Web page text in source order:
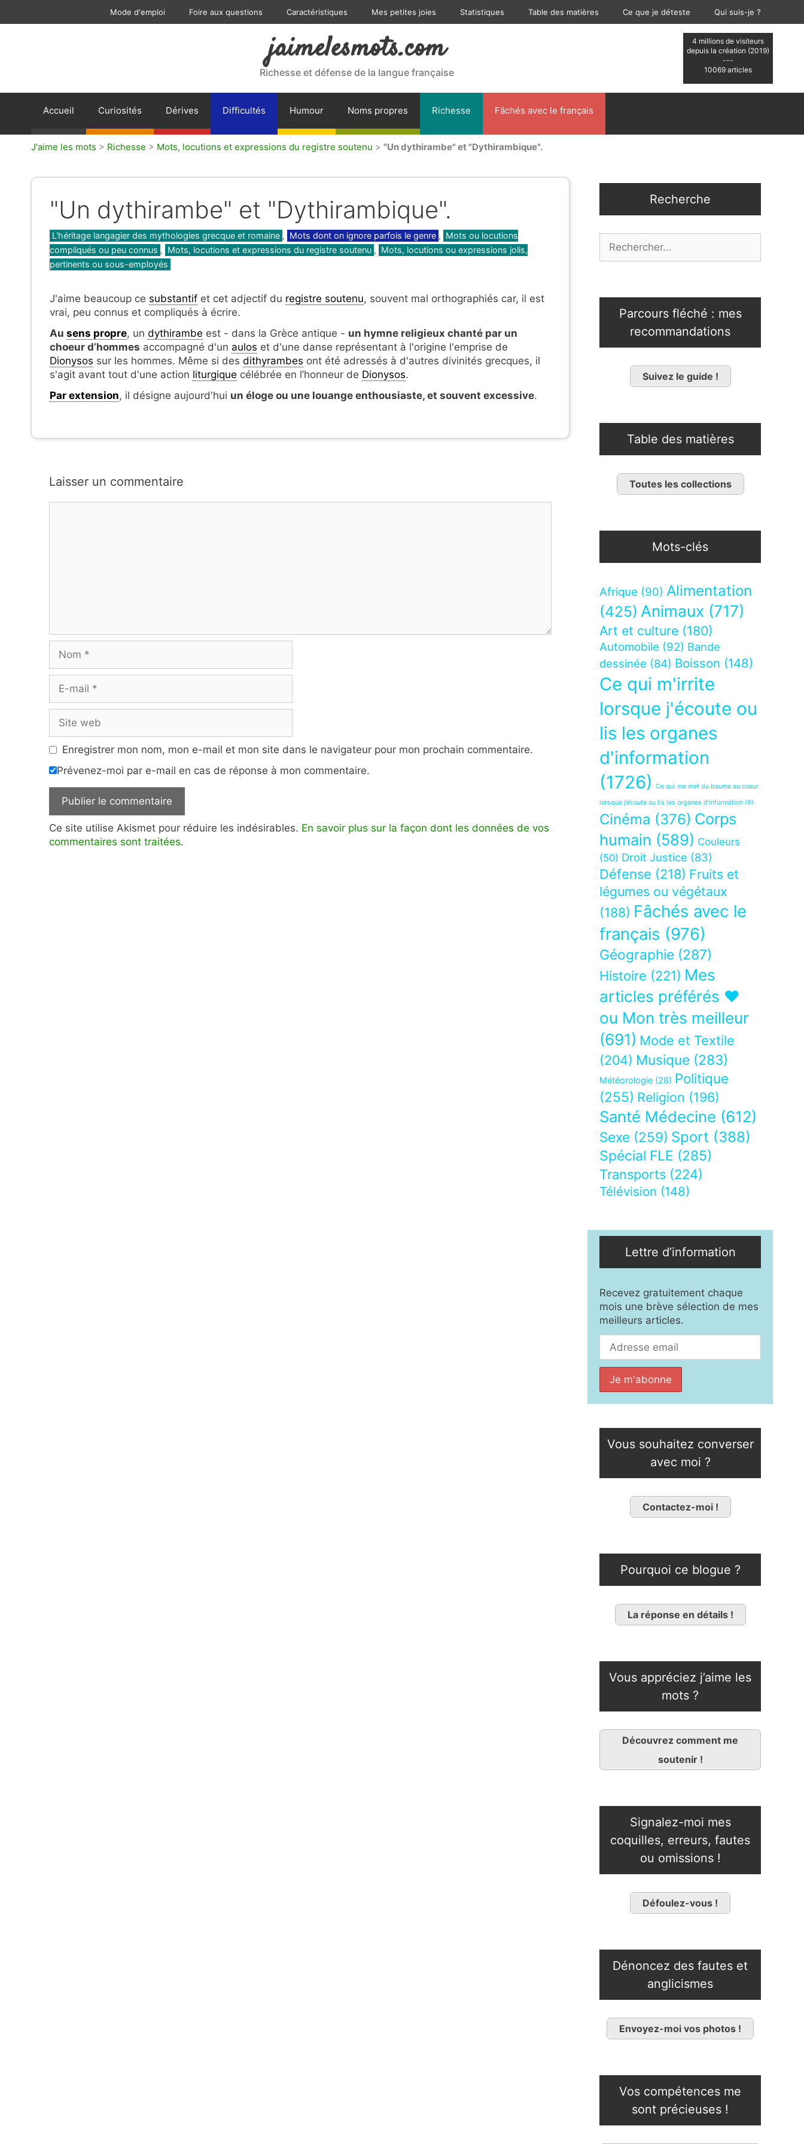
Mode d'emploi Foire aux questions Caractéristiques Mes petites joies Statistiques Table des matières Ce que je déteste Qui suis-je ?
4 millions de visiteurs
depuis la création (2019)
---
10069 articles
jaimelesmots.com
Richesse et défense de la langue française
Accueil Curiosités Dérives Difficultés Humour Noms propres Richesse Fâchés avec le français
J'aime les mots > Richesse > Mots, locutions et expressions du registre soutenu > "Un dythirambe" et "Dythirambique".
"Un dythirambe" et "Dythirambique".
Catégories
L'héritage langagier des mythologies grecque et romaine , Mots dont on ignore parfois le genre , Mots ou locutions
compliqués ou peu connus , Mots, locutions et expressions du registre soutenu , Mots, locutions ou expressions jolis,
pertinents ou sous-employés
J'aime beaucoup ce substantif et cet adjectif du registre soutenu, souvent mal orthographiés car, il est
vrai, peu connus et compliqués à écrire.
Au sens propre, un dythirambe est - dans la Grèce antique - un hymne religieux chanté par un
choeur d’hommes accompagné d'un aulos et d'une danse représentant à l'origine l'emprise de
Dionysos sur les hommes. Même si des dithyrambes ont été adressés à d'autres divinités grecques, il
s'agit avant tout d'une action liturgique célébrée en l’honneur de Dionysos.
Par extension, il désigne aujourd'hui un éloge ou une louange enthousiaste, et souvent excessive.
Laisser un commentaire
mail
web
Enregistrer mon nom, mon e-mail et mon site dans le navigateur pour mon prochain commentaire.
Prévenez-moi par e-mail en cas de réponse à mon commentaire.
Ce site utilise Akismet pour réduire les indésirables. En savoir plus sur la façon dont les données de vos
commentaires sont traitées.
Recherche
Parcours fléché : mes
recommandations
Suivez le guide !
Table des matières
Toutes les collections
Mots-clés
Afrique (90) Alimentation
(425) Animaux (717)
Art et culture (180)
Automobile (92) Bande
dessinée (84) Boisson (148)
Ce qui m'irrite
lorsque j'écoute ou
lis les organes
d'information
(1726)
Ce qui me met du baume au coeur
lorsque j’écoute ou lis les organes d’information (9)
Cinéma (376) Corps
humain (589) Couleurs
(50) Droit Justice (83)
Défense (218) Fruits et
légumes ou végétaux
(188) Fâchés avec le
français (976)
Géographie (287)
Histoire (221) Mes
articles préférés ❤
ou Mon très meilleur
(691) Mode et Textile
(204) Musique (283)
Météorologie (28) Politique
(255) Religion (196)
Santé Médecine (612)
Sexe (259) Sport (388)
Spécial FLE (285)
Transports (224)
Télévision (148)
Lettre d’information
Recevez gratuitement chaque
mois une brève sélection de mes
meilleurs articles.
Vous souhaitez converser
avec moi ?
Contactez-moi !
Pourquoi ce blogue ?
La réponse en détails !
Vous appréciez j’aime les
mots ?
Découvrez comment me
soutenir !
Signalez-moi mes
coquilles, erreurs, fautes
ou omissions !
Défoulez-vous !
Dénoncez des fautes et
anglicismes
Envoyez-moi vos photos !
Vos compétences me
sont précieuses !